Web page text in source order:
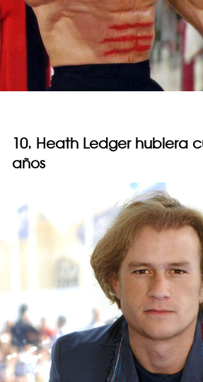
10. Heath Ledger hubiera
años